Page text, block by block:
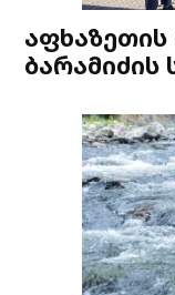
ბარამიძის